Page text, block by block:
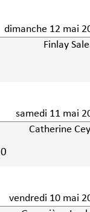
dimanche 12 mai
Finlay
samedi 11 mai
Catherine
vendredi 10 mai